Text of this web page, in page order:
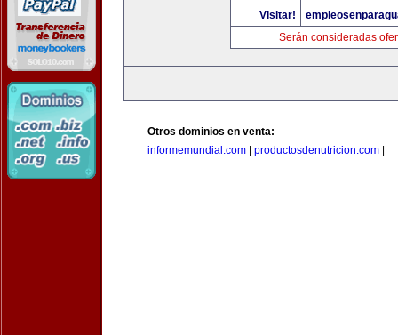
Visitar!
Serán consideradas
Otros dominios en venta:
informemundial.com
productosdenutricion.com